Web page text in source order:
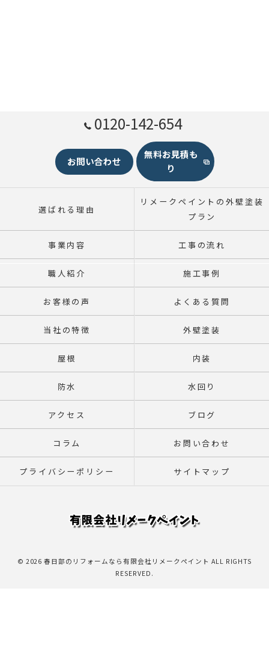
0120-142-654
お問い合わせ
無料お見積も
り
選ばれる理由
リメークペイントの外壁塗装
プラン
事業内容 工事の流れ
職人紹介 施工事例
お客様の声 よくある質問
当社の特徴 外壁塗装
屋根 内装
防水 水回り
アクセス ブログ
コラム お問い合わせ
プライバシーポリシー サイトマップ
© 2026 春日部のリフォームなら有限会社リメークペイント ALL RIGHTS
RESERVED.